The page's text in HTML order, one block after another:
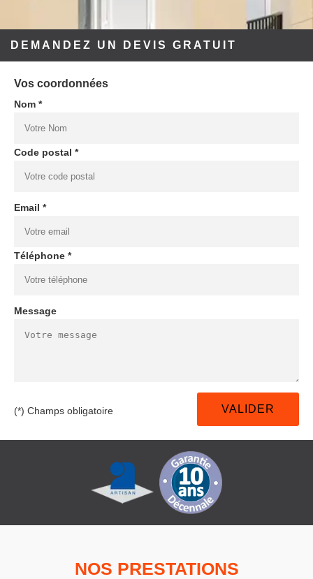
DEMANDEZ UN DEVIS GRATUIT
Vos coordonnées
Nom *
Code postal *
Email *
Téléphone *
Message
(*) Champs obligatoire
NOS PRESTATIONS